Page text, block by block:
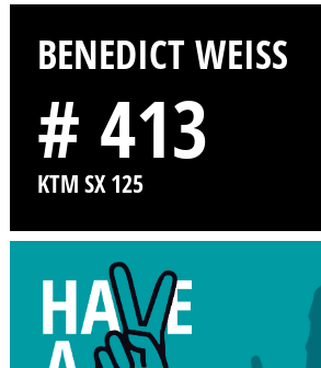
BENEDICT WEISS
# 413
KTM SX 125